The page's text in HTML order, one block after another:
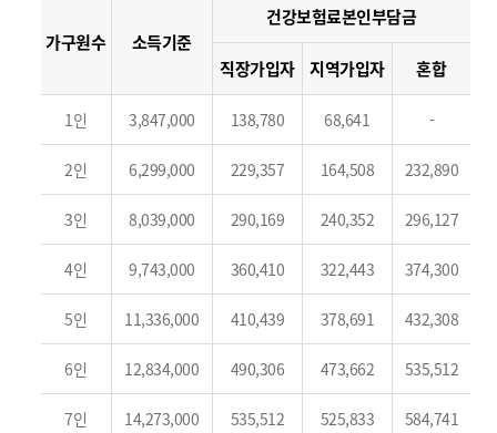
가구원수 소득기준
건강보험료본인부담금
직장가입자 지역가입자 혼합
1인 3,847,000 138,780 68,641 -
2인 6,299,000 229,357 164,508 232,890
3인 8,039,000 290,169 240,352 296,127
4인 9,743,000 360,410 322,443 374,300
5인 11,336,000 410,439 378,691 432,308
6인 12,834,000 490,306 473,662 535,512
7인 14,273,000 535,512 525,833 584,741